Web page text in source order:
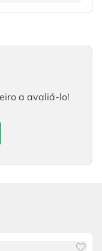
a avaliá-lo!